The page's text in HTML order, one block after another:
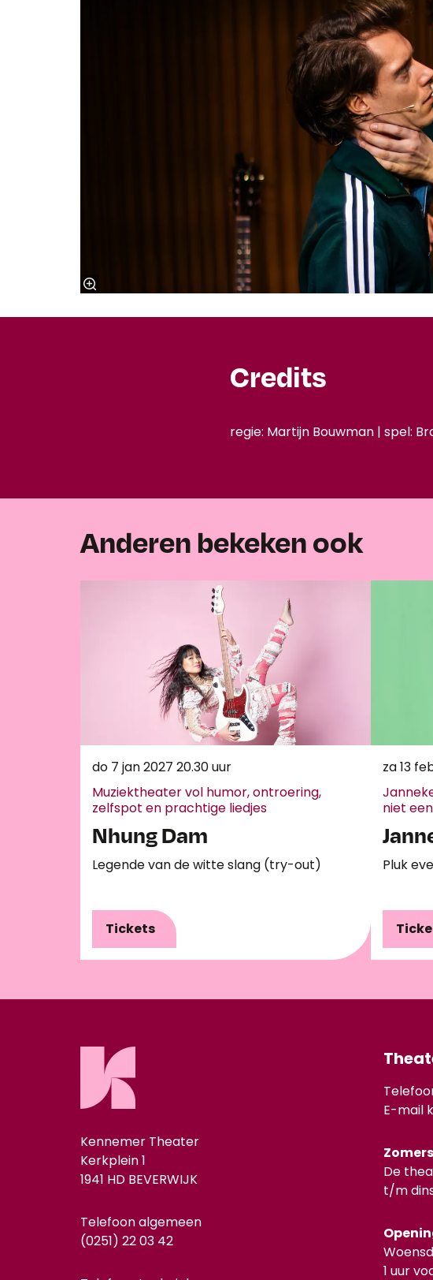
Credits
regie: Martijn Bouwman | spel:
Anderen bekeken ook
Nhung Dam
Legende van de witte slang (try-out)
Muziektheater vol humor, ontroering,
zelfspot en prachtige liedjes
do 7 jan 2027 20.30 uur
Tickets
Pluk
niet
za 13
Kennemer Theater
Kerkplein 1
1941 HD BEVERWIJK
Telefoon algemeen
(0251) 22 03 42
E-mail
De
t/m
1 uur